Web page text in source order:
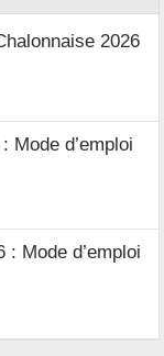
2026
Mode d’emploi
Mode d’emploi